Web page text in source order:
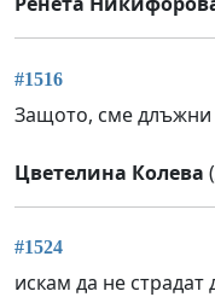
#1516
Защото, сме длъжни
Цветелина Колева
#1524
искам да не